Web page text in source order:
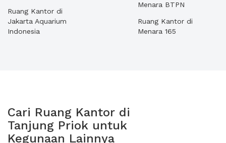
Ruang Kantor di
Jakarta Aquarium
Indonesia
Menara BTPN
Ruang Kantor di
Menara 165
Cari Ruang Kantor di
Tanjung Priok untuk
Kegunaan Lainnya